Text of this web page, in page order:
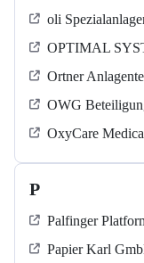
oli
OPTIMAL
Ortner
OWG
OxyCare
P
Palfinger
Papier Karl